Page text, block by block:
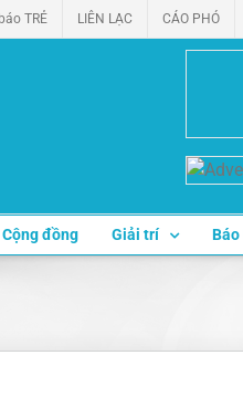
TRẺ LIÊN LẠC CÁO PHÓ
Cộng đồng Giải trí Báo